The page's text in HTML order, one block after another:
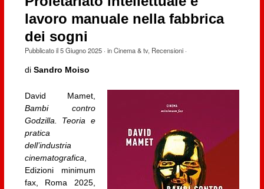
lavoro manuale nella fabbrica
dei sogni
Pubblicato il5 Giugno 2025· inCinema & tv, Recensioni·
di Sandro Moiso
David Mamet,
Bambi contro
Godzilla. Teoria e
pratica
dell’industria
cinematografica
Edizioni minimum
fax, Roma 2025,